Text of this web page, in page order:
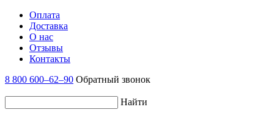
Оплата
Доставка
О нас
Отзывы
Контакты
8 800 600–62–90 Обратный звонок
Найти